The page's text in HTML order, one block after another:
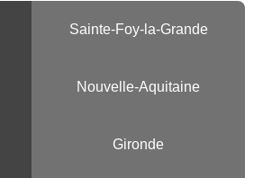
Sainte-Foy-la-Grande
Nouvelle-Aquitaine
Gironde